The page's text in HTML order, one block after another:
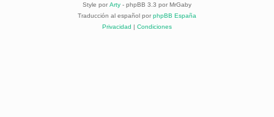
Style por Arty - phpBB 3.3 por MrGaby
Traducción al español por phpBB España
Privacidad | Condiciones